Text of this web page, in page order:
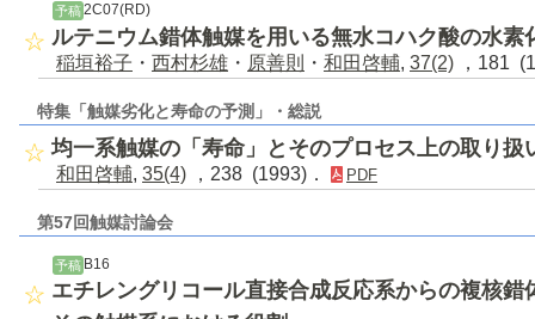
予稿 2C07(RD)
ルテニウム錯体触媒を用いる無水コハク酸の水素
稲垣裕子 ・ 西村杉雄 ・ 原善則 ・ 和田啓輔, 37(2) ，181
特集「触媒劣化と寿命の予測」・総説
均一系触媒の「寿命」とそのプロセス上の取り扱
和田啓輔, 35(4) ，238 (1993)． PDF
第57回触媒討論会
予稿B16
エチレングリコール直接合成反応系からの複核錯